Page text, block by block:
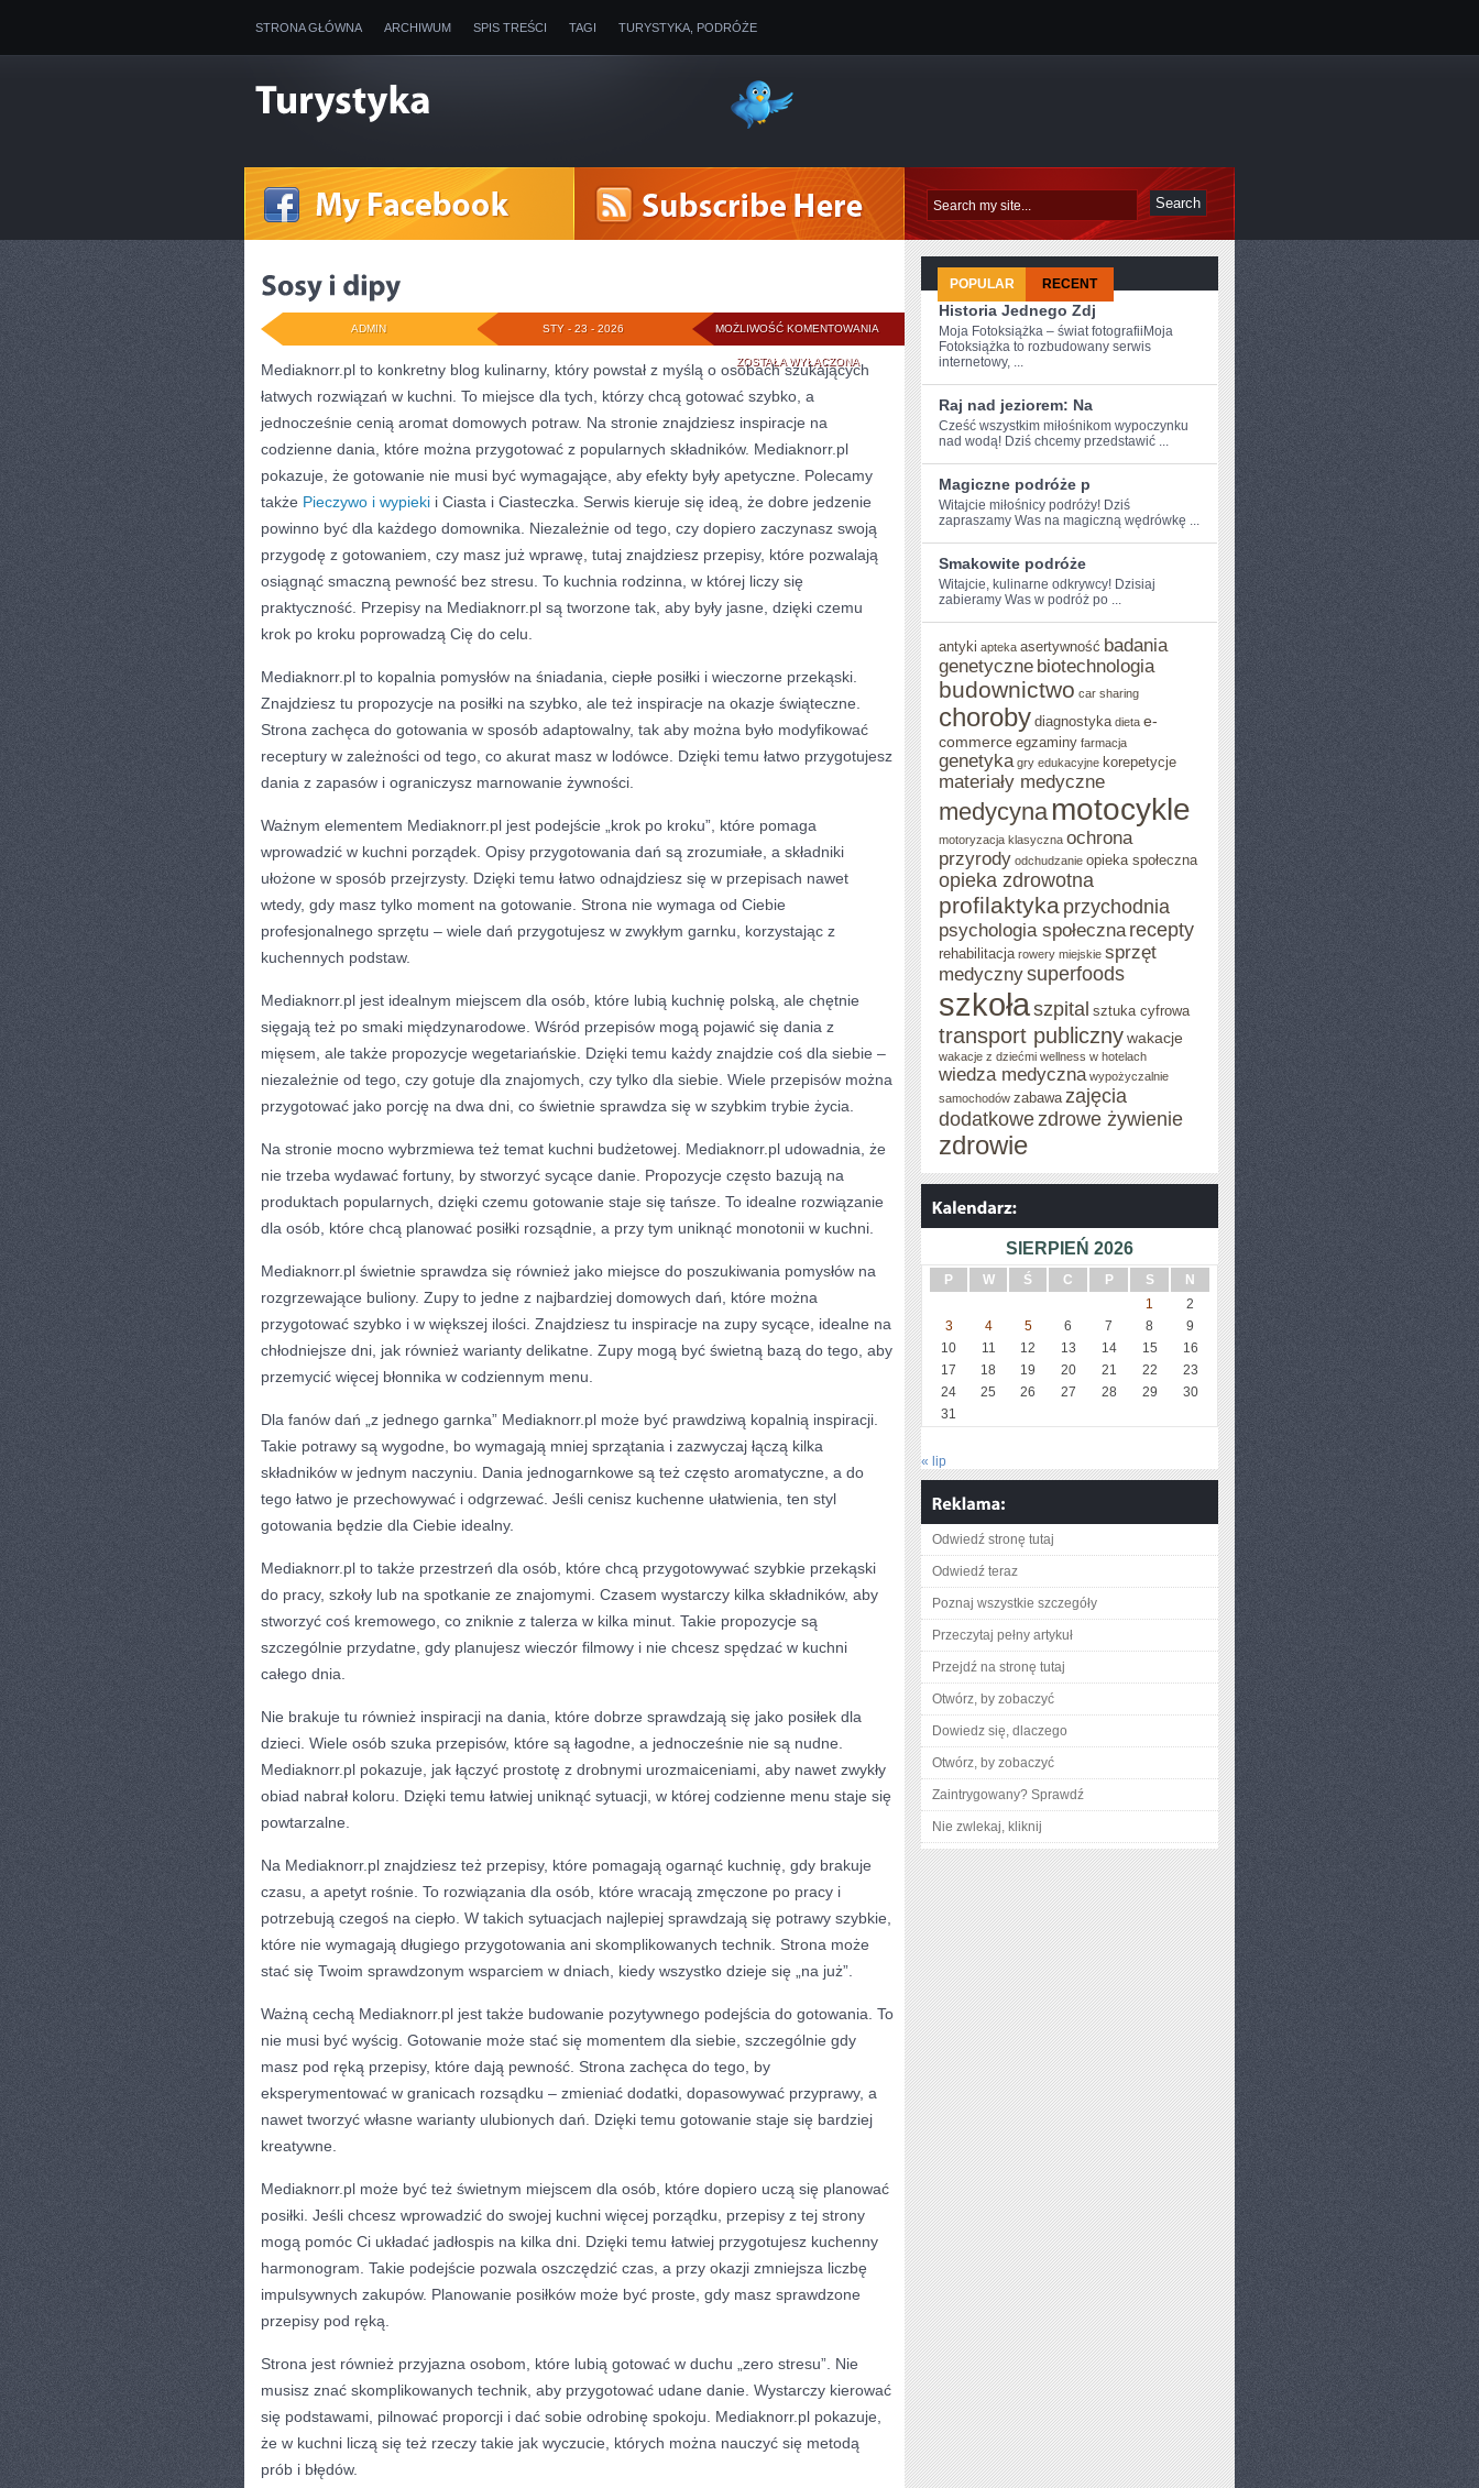
STRONA GŁÓWNA ARCHIWUM SPIS TREŚCI TAGI TURYSTYKA, PODRÓŻE
MOŻLIWOŚĆ KOMENTOWANIA SOSY
ZOSTAŁA WYŁĄCZONA
STY - 23 - 2026
ADMIN
Mediaknorr.pl to konkretny blog kulinarny, który powstał z myślą o osobach szukających
łatwych rozwiązań w kuchni. To miejsce dla tych, którzy chcą gotować szybko, a
jednocześnie cenią aromat domowych potraw. Na stronie znajdziesz inspiracje na
codzienne dania, które można przygotować z popularnych składników. Mediaknorr.pl
pokazuje, że gotowanie nie musi być wymagające, aby efekty były apetyczne. Polecamy
także Pieczywo i wypieki i Ciasta i Ciasteczka. Serwis kieruje się ideą, że dobre jedzenie
powinno być dla każdego domownika. Niezależnie od tego, czy dopiero zaczynasz swoją
przygodę z gotowaniem, czy masz już wprawę, tutaj znajdziesz przepisy, które pozwalają
osiągnąć smaczną pewność bez stresu. To kuchnia rodzinna, w której liczy się
praktyczność. Przepisy na Mediaknorr.pl są tworzone tak, aby były jasne, dzięki czemu
krok po kroku poprowadzą Cię do celu.
Mediaknorr.pl to kopalnia pomysłów na śniadania, ciepłe posiłki i wieczorne przekąski.
Znajdziesz tu propozycje na posiłki na szybko, ale też inspiracje na okazje świąteczne.
Strona zachęca do gotowania w sposób adaptowalny, tak aby można było modyfikować
receptury w zależności od tego, co akurat masz w lodówce. Dzięki temu łatwo przygotujesz
dania z zapasów i ograniczysz marnowanie żywności.
Ważnym elementem Mediaknorr.pl jest podejście „krok po kroku”, które pomaga
wprowadzić w kuchni porządek. Opisy przygotowania dań są zrozumiałe, a składniki
ułożone w sposób przejrzysty. Dzięki temu łatwo odnajdziesz się w przepisach nawet
wtedy, gdy masz tylko moment na gotowanie. Strona nie wymaga od Ciebie
profesjonalnego sprzętu – wiele dań przygotujesz w zwykłym garnku, korzystając z
kuchennych podstaw.
Mediaknorr.pl jest idealnym miejscem dla osób, które lubią kuchnię polską, ale chętnie
sięgają też po smaki międzynarodowe. Wśród przepisów mogą pojawić się dania z
mięsem, ale także propozycje wegetariańskie. Dzięki temu każdy znajdzie coś dla siebie –
niezależnie od tego, czy gotuje dla znajomych, czy tylko dla siebie. Wiele przepisów można
przygotować jako porcję na dwa dni, co świetnie sprawdza się w szybkim trybie życia.
Na stronie mocno wybrzmiewa też temat kuchni budżetowej. Mediaknorr.pl udowadnia, że
nie trzeba wydawać fortuny, by stworzyć sycące danie. Propozycje często bazują na
produktach popularnych, dzięki czemu gotowanie staje się tańsze. To idealne rozwiązanie
dla osób, które chcą planować posiłki rozsądnie, a przy tym uniknąć monotonii w kuchni.
Mediaknorr.pl świetnie sprawdza się również jako miejsce do poszukiwania pomysłów na
rozgrzewające buliony. Zupy to jedne z najbardziej domowych dań, które można
przygotować szybko i w większej ilości. Znajdziesz tu inspiracje na zupy sycące, idealne na
chłodniejsze dni, jak również warianty delikatne. Zupy mogą być świetną bazą do tego, aby
przemycić więcej błonnika w codziennym menu.
Dla fanów dań „z jednego garnka” Mediaknorr.pl może być prawdziwą kopalnią inspiracji.
Takie potrawy są wygodne, bo wymagają mniej sprzątania i zazwyczaj łączą kilka
składników w jednym naczyniu. Dania jednogarnkowe są też często aromatyczne, a do
tego łatwo je przechowywać i odgrzewać. Jeśli cenisz kuchenne ułatwienia, ten styl
gotowania będzie dla Ciebie idealny.
Mediaknorr.pl to także przestrzeń dla osób, które chcą przygotowywać szybkie przekąski
do pracy, szkoły lub na spotkanie ze znajomymi. Czasem wystarczy kilka składników, aby
stworzyć coś kremowego, co zniknie z talerza w kilka minut. Takie propozycje są
szczególnie przydatne, gdy planujesz wieczór filmowy i nie chcesz spędzać w kuchni
całego dnia.
Nie brakuje tu również inspiracji na dania, które dobrze sprawdzają się jako posiłek dla
dzieci. Wiele osób szuka przepisów, które są łagodne, a jednocześnie nie są nudne.
Mediaknorr.pl pokazuje, jak łączyć prostotę z drobnymi urozmaiceniami, aby nawet zwykły
obiad nabrał koloru. Dzięki temu łatwiej uniknąć sytuacji, w której codzienne menu staje się
powtarzalne.
Na Mediaknorr.pl znajdziesz też przepisy, które pomagają ogarnąć kuchnię, gdy brakuje
czasu, a apetyt rośnie. To rozwiązania dla osób, które wracają zmęczone po pracy i
potrzebują czegoś na ciepło. W takich sytuacjach najlepiej sprawdzają się potrawy szybkie,
które nie wymagają długiego przygotowania ani skomplikowanych technik. Strona może
stać się Twoim sprawdzonym wsparciem w dniach, kiedy wszystko dzieje się „na już”.
Ważną cechą Mediaknorr.pl jest także budowanie pozytywnego podejścia do gotowania. To
nie musi być wyścig. Gotowanie może stać się momentem dla siebie, szczególnie gdy
masz pod ręką przepisy, które dają pewność. Strona zachęca do tego, by
eksperymentować w granicach rozsądku – zmieniać dodatki, dopasowywać przyprawy, a
nawet tworzyć własne warianty ulubionych dań. Dzięki temu gotowanie staje się bardziej
kreatywne.
Mediaknorr.pl może być też świetnym miejscem dla osób, które dopiero uczą się planować
posiłki. Jeśli chcesz wprowadzić do swojej kuchni więcej porządku, przepisy z tej strony
mogą pomóc Ci układać jadłospis na kilka dni. Dzięki temu łatwiej przygotujesz kuchenny
harmonogram. Takie podejście pozwala oszczędzić czas, a przy okazji zmniejsza liczbę
impulsywnych zakupów. Planowanie posiłków może być proste, gdy masz sprawdzone
przepisy pod ręką.
Strona jest również przyjazna osobom, które lubią gotować w duchu „zero stresu”. Nie
musisz znać skomplikowanych technik, aby przygotować udane danie. Wystarczy kierować
się podstawami, pilnować proporcji i dać sobie odrobinę spokoju. Mediaknorr.pl pokazuje,
że w kuchni liczą się też rzeczy takie jak wyczucie, których można nauczyć się metodą
prób i błędów.
POPULAR RECENT
Historia Jednego Zdj
Moja Fotoksiążka – świat fotografiiMoja
Fotoksiążka to rozbudowany serwis
internetowy, ...
Raj nad jeziorem: Na
Cześć wszystkim ⁤miłośnikom wypoczynku
nad wodą! Dziś⁣ chcemy przedstawić ...
Magiczne podróże p
Witajcie miłośnicy ​podróży! Dziś
zapraszamy Was na magiczną wędrówkę ...
Smakowite podróże
Witajcie, kulinarne​ odkrywcy! Dzisiaj
zabieramy Was w podróż po ...
antyki apteka asertywność badania
genetyczne biotechnologia
budownictwo car sharing
choroby diagnostyka dieta e-
commerce egzaminy farmacja
genetyka gry edukacyjne korepetycje
materiały medyczne
medycyna motocykle
motoryzacja klasyczna ochrona
przyrody odchudzanie opieka społeczna
opieka zdrowotna
profilaktyka przychodnia
psychologia społeczna recepty
rehabilitacja rowery miejskie sprzęt
medycznysuperfoods
szkołaszpital sztuka cyfrowa
transport publicznywakacje
wakacje z dziećmi wellness w hotelach
wiedza medyczna wypożyczalnie
samochodów zabawa zajęcia
dodatkowezdrowe żywienie
zdrowie
SIERPIEŃ 2026
P W Ś C P S
N
1
2
3
4 5 6 7 8
9
10
11 12 13 14 15
16
17
18 19 20 21 22
23
24
25 26 27 28 29
30
31
« lip
Odwiedź stronę tutaj
Odwiedź teraz
Poznaj wszystkie szczegóły
Przeczytaj pełny artykuł
Przejdź na stronę tutaj
Otwórz, by zobaczyć
Dowiedz się, dlaczego
Otwórz, by zobaczyć
Zaintrygowany? Sprawdź
Nie zwlekaj, kliknij